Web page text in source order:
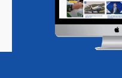
Magazine